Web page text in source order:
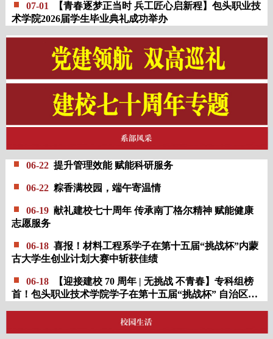
07-01
【青春逐梦正当时 兵工匠心启新程】包头职业技
术学院2026届学生毕业典礼成功举办
06-22提升管理效能 赋能科研服务
06-22粽香满校园，端午寄温情
06-19献礼建校七十周年 传承南丁格尔精神 赋能健康
志愿服务
06-18喜报！材料工程系学子在第十五届“挑战杯”内蒙
古大学生创业计划大赛中斩获佳绩
06-18【迎接建校 70 周年 | 无挑战 不青春】专科组榜
首！包头职业技术学院学子在第十五届“挑战杯” 自治区决